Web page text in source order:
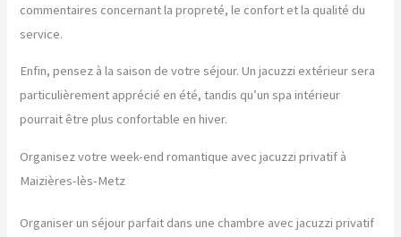
commentaires concernant la propreté, le confort et la qualité du
service.
Enfin, pensez à la saison de votre séjour. Un jacuzzi extérieur sera
particulièrement apprécié en été, tandis qu’un spa intérieur
pourrait être plus confortable en hiver.
Organisez votre week-end romantique avec jacuzzi privatif à
Maizières-lès-Metz
Organiser un séjour parfait dans une chambre avec jacuzzi privatif